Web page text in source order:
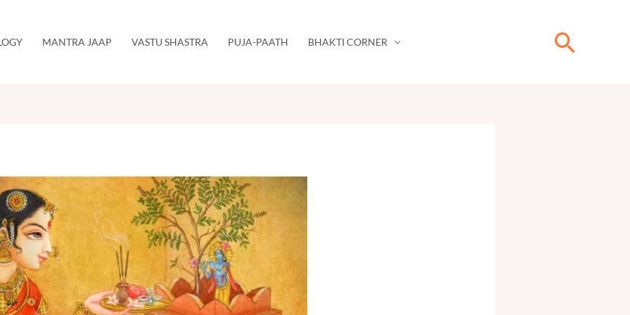
MANTRA JAAP VASTU SHASTRA PUJA-PAATH BHAKTI CORNER